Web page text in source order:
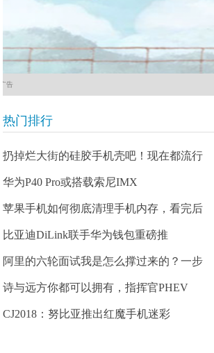
广告
热门排行
扔掉烂大街的硅胶手机壳吧！现在都流行
华为P40 Pro或搭载索尼IMX
苹果手机如何彻底清理手机内存，看完后
比亚迪DiLink联手华为钱包重磅推
阿里的六轮面试我是怎么撑过来的？一步
诗与远方你都可以拥有，指挥官PHEV
CJ2018：努比亚推出红魔手机迷彩